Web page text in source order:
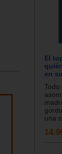
El
en
Todo
una